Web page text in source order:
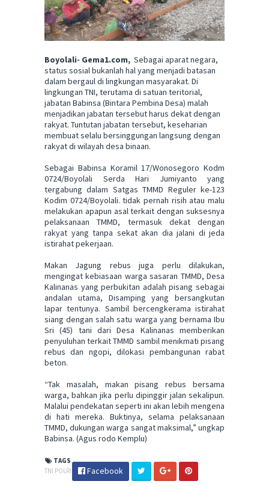
Boyolali- Gema1.com, Sebagai aparat negara,
status sosial bukanlah hal yang menjadi batasan
dalam bergaul di lingkungan masyarakat. Di
lingkungan TNI, terutama di satuan teritorial,
jabatan Babinsa (Bintara Pembina Desa) malah
menjadikan jabatan tersebut harus dekat dengan
rakyat. Tuntutan jabatan tersebut, keseharian
membuat selalu bersinggungan langsung dengan
rakyat di wilayah desa binaan.
Sebagai Babinsa Koramil 17/Wonosegoro Kodm
0724/Boyolali Serda Hari Jumiyanto yang
tergabung dalam Satgas TMMD Reguler ke-123
Kodim 0724/Boyolali. tidak pernah risih atau malu
melakukan apapun asal terkait dengan suksesnya
pelaksanaan TMMD, termasuk dekat dengan
rakyat yang tanpa sekat akan dia jalani di jeda
istirahat pekerjaan.
Makan Jagung rebus juga perlu dilakukan,
mengingat kebiasaan warga sasaran TMMD, Desa
Kalinanas yang perbukitan adalah pisang sebagai
andalan utama, Disamping yang bersangkutan
lapar tentunya. Sambil bercengkerama istirahat
siang dengan salah satu warga yang bernama Ibu
Sri (45) tani dari Desa Kalinanas memberikan
penyuluhan terkait TMMD sambil menikmati pisang
rebus dan ngopi, dilokasi pembangunan rabat
beton.
“Tak masalah, makan pisang rebus bersama
warga, bahkan jika perlu dipinggir jalan sekalipun.
Malalui pendekatan seperti ini akan lebih mengena
di hati mereka. Buktinya, selama pelaksanaan
TMMD, dukungan warga sangat maksimal,” ungkap
Babinsa. (Agus rodo Kemplu)
TAGS
TNI POLRI
Facebook